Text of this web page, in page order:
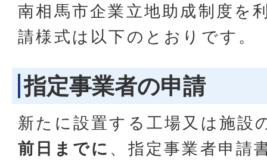
南相馬市企業立地助成制度を
請様式は以下のとおりです。
指定事業者の申請
新たに設置する工場又は施設
前日までに 、指定事業者申請